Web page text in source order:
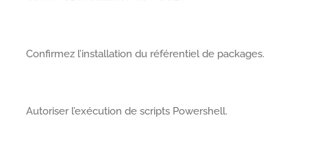
Confirmez l’installation du référentiel de packages.
Autoriser l’exécution de scripts Powershell.